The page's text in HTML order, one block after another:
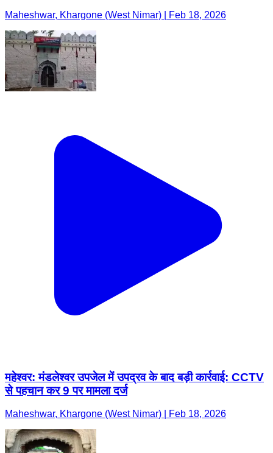
Maheshwar, Khargone (West Nimar) | Feb 18, 2026
महेश्वर: मंडलेश्वर उपजेल में उपद्रव के बाद बड़ी कार्रवाई: CCTV
से पहचान कर 9 पर मामला दर्ज
Maheshwar, Khargone (West Nimar) | Feb 18, 2026